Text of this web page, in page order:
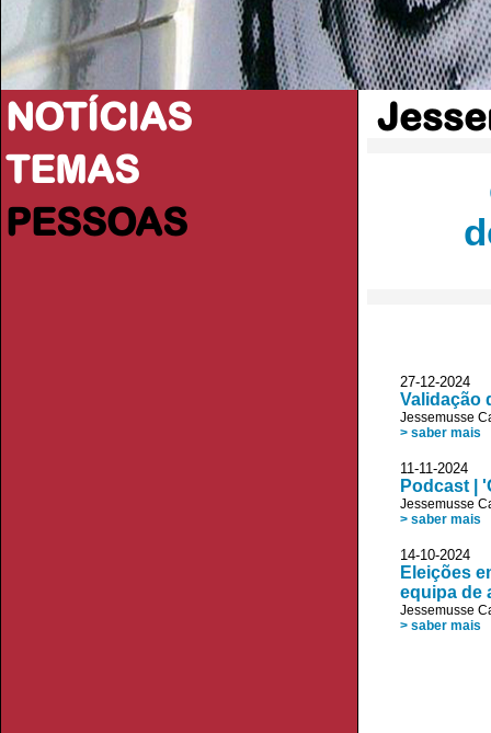
NOTÍCIAS
TEMAS
PESSOAS
27-12-
Validação
Jessemusse
> saber mais
11-11-
Podcast |
Jessemusse
> saber mais
14-10-
Eleições
equipa de
Jessemusse
> saber mais